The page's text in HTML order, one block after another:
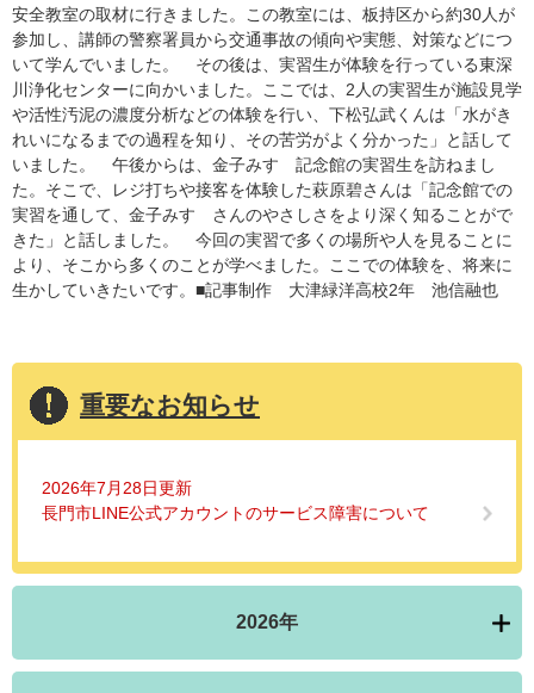
安全教室の取材に行きました。この教室には、板持区から約30人が
参加し、講師の警察署員から交通事故の傾向や実態、対策などにつ
いて学んでいました。 その後は、実習生が体験を行っている東深
川浄化センターに向かいました。ここでは、2人の実習生が施設見学
や活性汚泥の濃度分析などの体験を行い、下松弘武くんは「水がき
れいになるまでの過程を知り、その苦労がよく分かった」と話して
いました。 午後からは、金子みすゞ記念館の実習生を訪ねまし
た。そこで、レジ打ちや接客を体験した萩原碧さんは「記念館での
実習を通して、金子みすゞさんのやさしさをより深く知ることがで
きた」と話しました。 今回の実習で多くの場所や人を見ることに
より、そこから多くのことが学べました。ここでの体験を、将来に
生かしていきたいです。■記事制作 大津緑洋高校2年 池信融也
重要なお知らせ
2026年7月28日更新
長門市LINE公式アカウントのサービス障害について
2026年